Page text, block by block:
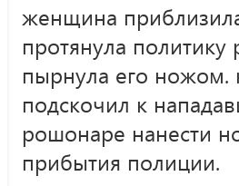
женщина
протянула
пырнула его ножом.
подскочил к
рошонаре нанести
прибытия полиции.